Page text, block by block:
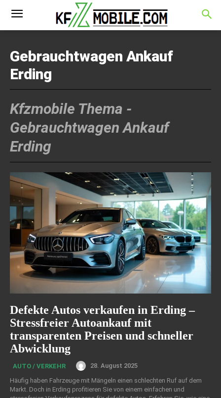
Gebrauchtwagen Ankauf
Erding
Kfzmobile Thema -
Gebrauchtwagen Ankauf
Erding
Defekte Autos verkaufen in Erding –
Stressfreier Autoankauf mit
transparenten Preisen und schneller
Abwicklung
AUTO / VERKEHR
28. August 2025
Häufig haben Fahrzeuge mit Mängeln einen schlechten Ruf auf dem
Markt. Doch in Erding profitieren Sie von einem einfachen und